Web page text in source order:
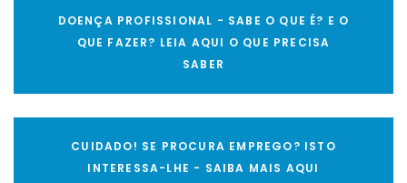
DOENÇA PROFISSIONAL - SABE O QUE É? E O
QUE FAZER? LEIA AQUI O QUE PRECISA
SABER
CUIDADO! SE PROCURA EMPREGO? ISTO
INTERESSA-LHE - SAIBA MAIS AQUI